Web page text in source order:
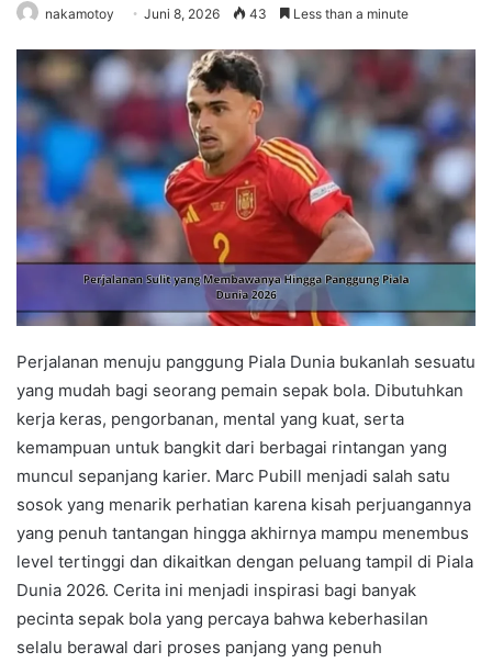
nakamotoy Juni 8, 2026 43 Less than a minute
Perjalanan menuju panggung Piala Dunia bukanlah sesuatu
yang mudah bagi seorang pemain sepak bola. Dibutuhkan
kerja keras, pengorbanan, mental yang kuat, serta
kemampuan untuk bangkit dari berbagai rintangan yang
muncul sepanjang karier. Marc Pubill menjadi salah satu
sosok yang menarik perhatian karena kisah perjuangannya
yang penuh tantangan hingga akhirnya mampu menembus
level tertinggi dan dikaitkan dengan peluang tampil di Piala
Dunia 2026. Cerita ini menjadi inspirasi bagi banyak
pecinta sepak bola yang percaya bahwa keberhasilan
selalu berawal dari proses panjang yang penuh